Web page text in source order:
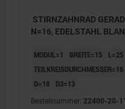
STIRNZAHNRAD
N=16, EDELSTAHL
MODUL=1 BREITE=15 L=25
TEILKREISDURCHMESSER=16
D=18
D3=13
Bestellnummer: 22400-20-